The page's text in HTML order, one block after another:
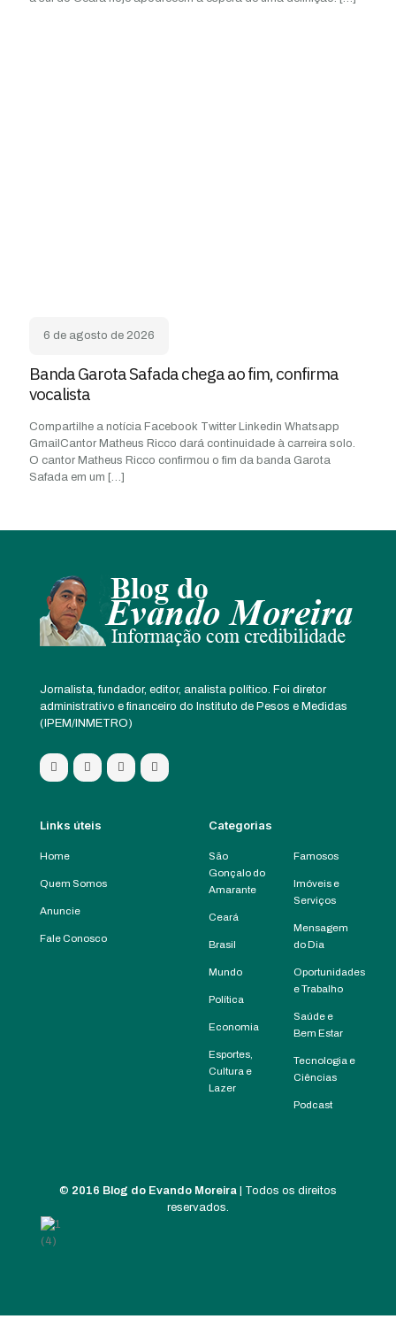
6 de agosto de 2026
Banda Garota Safada chega ao fim, confirma
vocalista
Compartilhe a notícia Facebook Twitter Linkedin Whatsapp
GmailCantor Matheus Ricco dará continuidade à carreira solo.
O cantor Matheus Ricco confirmou o fim da banda Garota
Safada em um […]
Jornalista, fundador, editor, analista político. Foi diretor
administrativo e financeiro do Instituto de Pesos e Medidas
(IPEM/INMETRO)
Links úteis
Home
Quem Somos
Anuncie
Fale Conosco
Categorias
São
Gonçalo do
Amarante
Ceará
Brasil
Mundo
Política
Economia
Esportes,
Cultura e
Lazer
Famosos
Imóveis e
Serviços
Mensagem
do Dia
Oportunidades
e Trabalho
Saúde e
Bem Estar
Tecnologia e
Ciências
Podcast
© 2016 Blog do Evando Moreira | Todos os direitos
reservados.